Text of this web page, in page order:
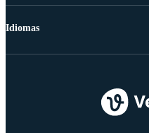
Idiomas